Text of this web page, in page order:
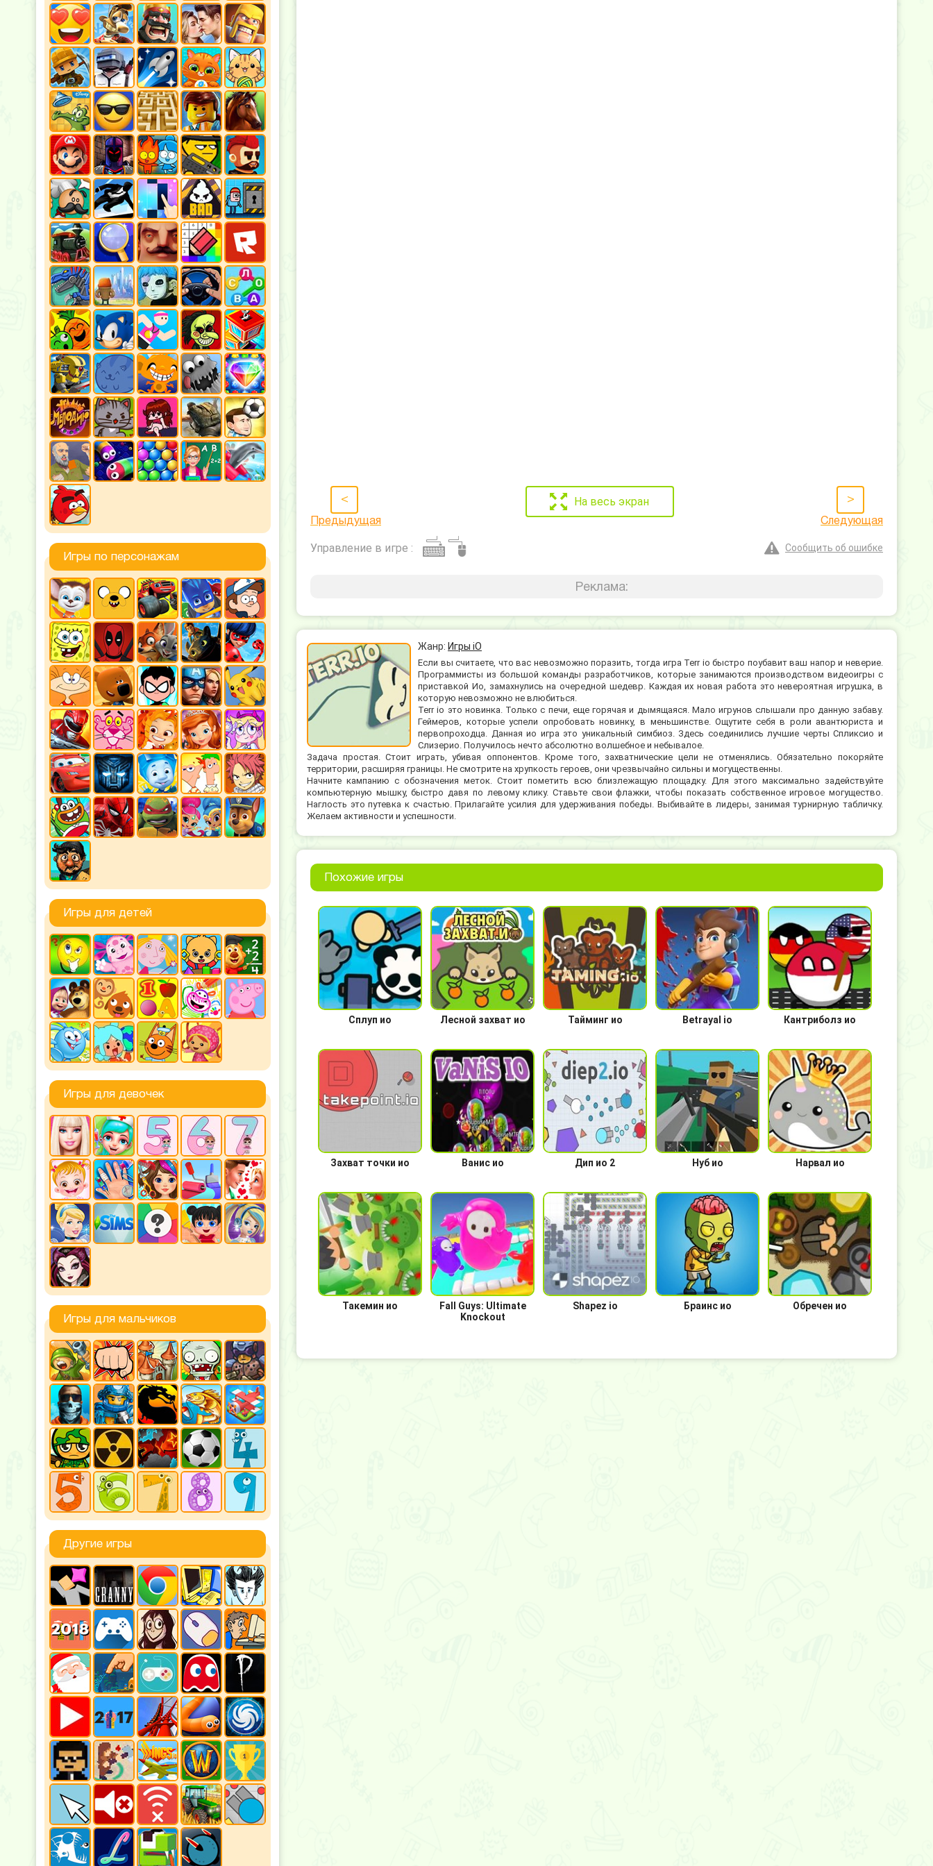
Игры по персонажам
Игры для детей
Игры для девочек
Игры для мальчиков
Другие игры
<
Предыдущая
На весь экран >
Следующая
Управление в игре : Сообщить об ошибке
Реклама:
Жанр: Игры iO
Если вы считаете, что вас невозможно поразить, тогда игра Terr io быстро поубавит ваш напор и неверие.
Программисты из большой команды разработчиков, которые занимаются производством видеоигры с
приставкой Ио, замахнулись на очередной шедевр. Каждая их новая работа это невероятная игрушка, в
которую невозможно не влюбиться.
Terr io это новинка. Только с печи, еще горячая и дымящаяся. Мало игрунов слышали про данную забаву.
Геймеров, которые успели опробовать новинку, в меньшинстве. Ощутите себя в роли авантюриста и
первопроходца. Данная ио игра это уникальный симбиоз. Здесь соединились лучшие черты Спликсио и
Слизерио. Получилось нечто абсолютно волшебное и небывалое.
Задача простая. Стоит играть, убивая оппонентов. Кроме того, захватнические цели не отменялись. Обязательно покоряйте
территории, расширяя границы. Не смотрите на хрупкость героев, они чрезвычайно сильны и могущественны.
Начните кампанию с обозначения меток. Стоит пометить всю близлежащую площадку. Для этого максимально задействуйте
компьютерную мышку, быстро давя по левому клику. Ставьте свои флажки, чтобы показать собственное игровое могущество.
Наглость это путевка к счастью. Прилагайте усилия для удерживания победы. Выбивайте в лидеры, занимая турнирную табличку.
Желаем активности и успешности.
Похожие игры
Сплуп ио Лесной захват ио Тайминг ио Betrayal io Кантриболз ио
Захват точки ио Ванис ио Дип ио 2 Нуб ио Нарвал ио
Такемин ио
Fall Guys: Ultimate
Knockout
Shapez io Браинс ио Обречен ио